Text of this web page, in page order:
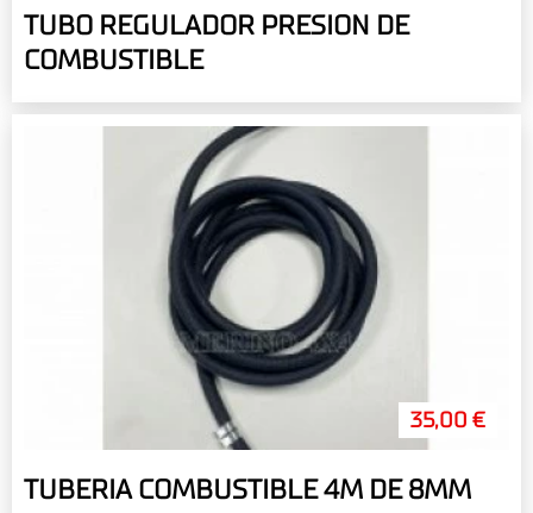
TUBO REGULADOR PRESION DE
COMBUSTIBLE
35,00 €
TUBERIA COMBUSTIBLE 4M DE 8MM